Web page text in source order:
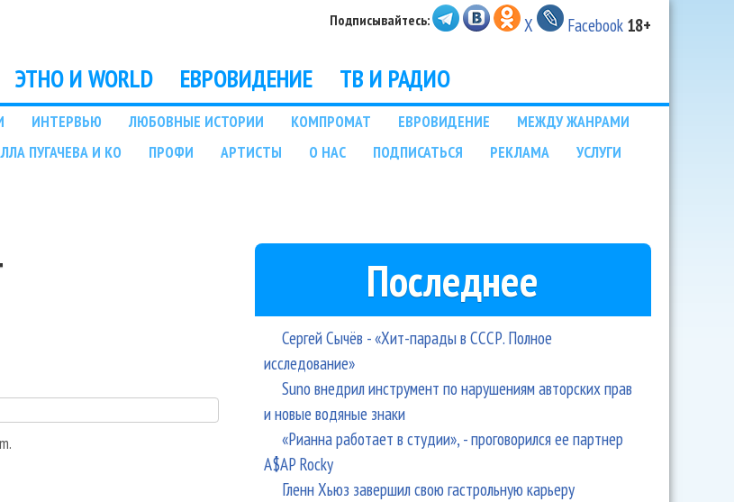
Подписывайтесь: X Facebook 18+
ЭТНО И WORLD ЕВРОВИДЕНИЕ ТВ И РАДИО
ИНТЕРВЬЮ ЛЮБОВНЫЕ ИСТОРИИ КОМПРОМАТ ЕВРОВИДЕНИЕ
МЕЖДУ ЖАНРАМИ
ПУГАЧЕВА И КО ПРОФИ АРТИСТЫ О НАС ПОДПИСАТЬСЯ РЕКЛАМА
УСЛУГИ
Последнее
Сергей Сычёв - «Хит-парады в СССР. Полное
исследование»
Suno внедрил инструмент по нарушениям авторских прав
и новые водяные знаки
«Рианна работает в студии», - проговорился ее партнер
A$AP Rocky
Гленн Хьюз завершил свою гастрольную карьеру